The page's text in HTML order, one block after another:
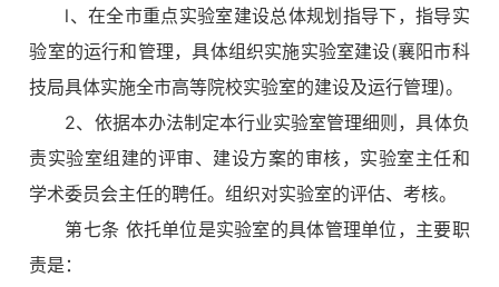
l、在全市重点实验室建设总体规划指导下，指导实
验室的运行和管理，具体组织实施实验室建设(襄阳市科
技局具体实施全市高等院校实验室的建设及运行管理)。
2、依据本办法制定本行业实验室管理细则，具体负
责实验室组建的评审、建设方案的审核，实验室主任和
学术委员会主任的聘任。组织对实验室的评估、考核。
第七条 依托单位是实验室的具体管理单位，主要职
责是：